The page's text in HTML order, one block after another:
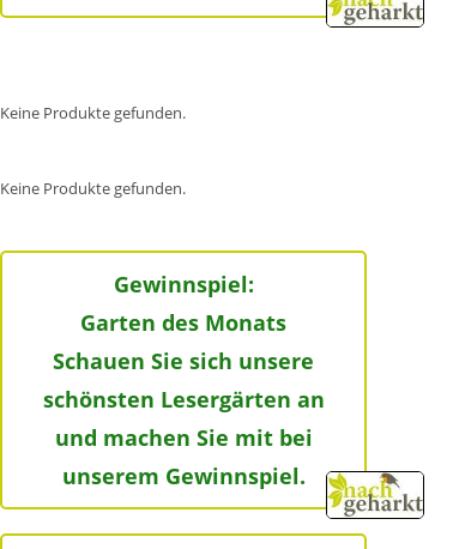
Keine Produkte gefunden.
Keine Produkte gefunden.
Gewinnspiel:
Garten des Monats
Schauen Sie sich unsere
schönsten Lesergärten an
und machen Sie mit bei
unserem Gewinnspiel.